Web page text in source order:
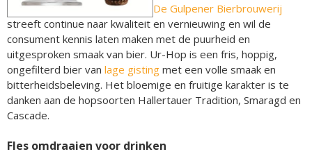
De Gulpener Bierbrouwerij
streeft continue naar kwaliteit en vernieuwing en wil de
consument kennis laten maken met de puurheid en
uitgesproken smaak van bier. Ur-Hop is een fris, hoppig,
ongefilterd bier van lage gisting met een volle smaak en
bitterheidsbeleving. Het bloemige en fruitige karakter is te
danken aan de hopsoorten Hallertauer Tradition, Smaragd en
Cascade.
Fles omdraaien voor drinken